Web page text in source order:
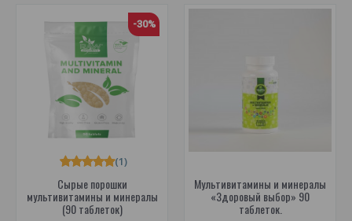
-30%
Сырые порошки
мультивитамины и минералы
(90 таблеток)
(1)
Мультивитамины и минералы
«Здоровый выбор» 90
таблеток.